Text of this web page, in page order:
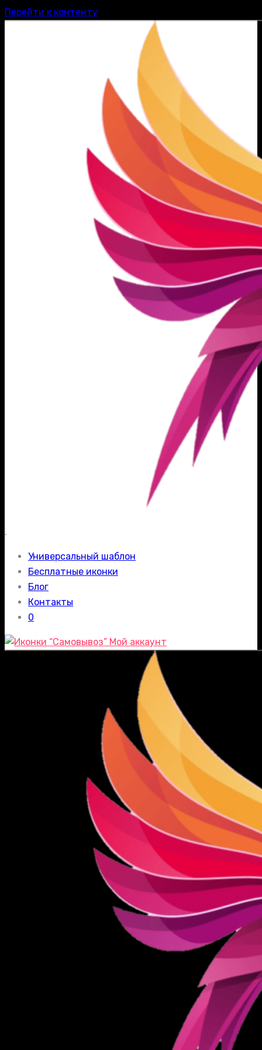
Перейти к контенту
.
Универсальный шаблон
Бесплатные иконки
Блог
Контакты
0
Мой аккаунт